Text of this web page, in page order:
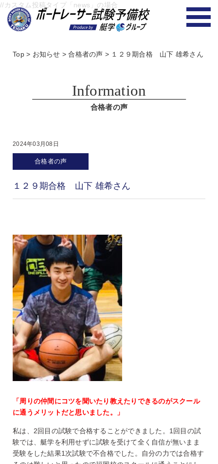
//カスタム投稿タイプ「news」の場合
Top> お知らせ >合格者の声 > １２９期合格 山下 雄希さん
Information
合格者の声
2024年03月08日
合格者の声
１２９期合格 山下 雄希さん
「周りの仲間にコツを聞いたり教えたりできるのがスクール
に通うメリットだと思いました。」
私は、2回目の試験で合格することができました。1回目の試
験では、艇学を利用せずに試験を受けて全く自信が無いまま
受験をした結果1次試験で不合格でした。自分の力では合格す